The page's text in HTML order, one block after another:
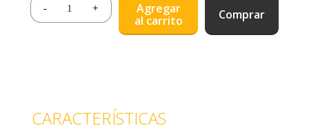
Agregar
al carrito
Comprar
CARACTERÍSTICAS